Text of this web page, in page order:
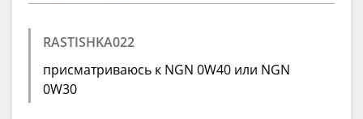
RASTISHKA022
присматриваюсь к NGN 0W40 или NGN
0W30